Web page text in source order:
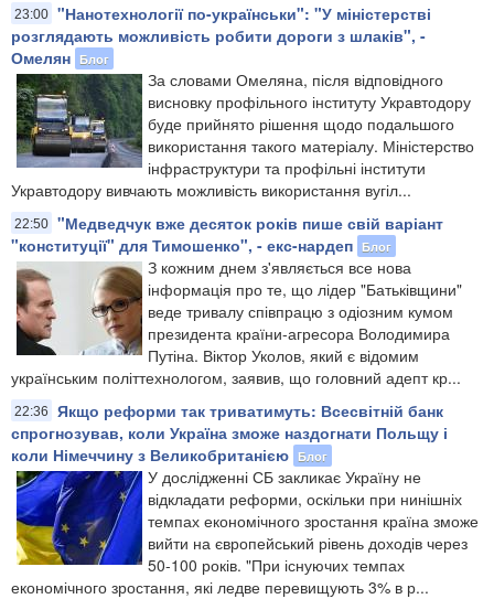
23:00 "Нанотехнології по-українськи": "У міністерстві
розглядають можливість робити дороги з шлаків", -
Омелян Блог
За словами Омеляна, після відповідного
висновку профільного інституту Укравтодору
буде прийнято рішення щодо подальшого
використання такого матеріалу. Міністерство
інфраструктури та профільні інститути
Укравтодору вивчають можливість використання вугіл...
22:50 "Медведчук вже десяток років пише свій варіант
"конституції" для Тимошенко", - екс-нардеп Блог
З кожним днем ​​з'являється все нова
інформація про те, що лідер "Батьківщини"
веде тривалу співпрацю з одіозним кумом
президента країни-агресора Володимира
Путіна. Віктор Уколов, який є відомим
українським політтехнологом, заявив, що головний адепт кр...
22:36
Якщо реформи так триватимуть: Всесвітній банк
спрогнозував, коли Україна зможе наздогнати Польщу і
коли Німеччину з Великобританією Блог
У дослідженні СБ закликає Україну не
відкладати реформи, оскільки при нинішніх
темпах економічного зростання країна зможе
вийти на європейський рівень доходів через
50-100 років. "При існуючих темпах
економічного зростання, які ледве перевищують 3% в р...